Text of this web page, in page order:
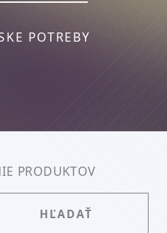
POTREBY
PRODUKTOV